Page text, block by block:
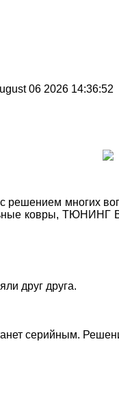
06 2026 14:36:52
многих
ковры,
друг друга.
серийным.